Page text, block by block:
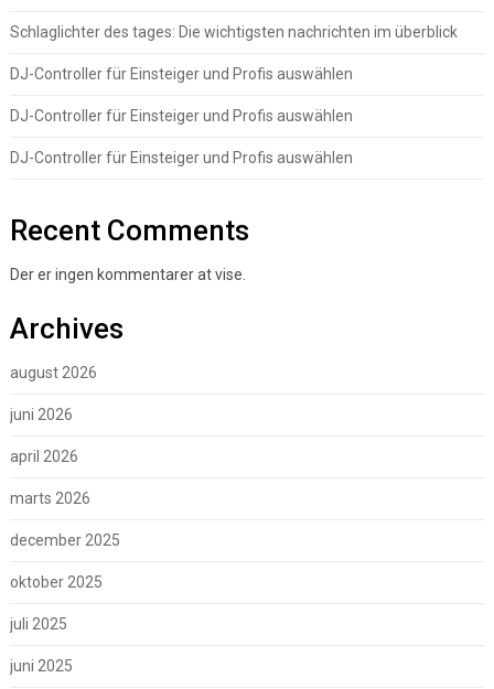
Schlaglichter des tages: Die wichtigsten nachrichten im überblick
DJ-Controller für Einsteiger und Profis auswählen
DJ-Controller für Einsteiger und Profis auswählen
DJ-Controller für Einsteiger und Profis auswählen
Recent Comments
Der er ingen kommentarer at vise.
Archives
august 2026
juni 2026
april 2026
marts 2026
december 2025
oktober 2025
juli 2025
juni 2025